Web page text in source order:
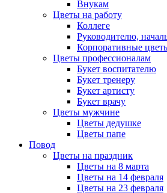
Внукам
Цветы на работу
Коллеге
Руководителю,
Корпоративные
Цветы профессионалам
Букет воспитателю
Букет тренеру
Букет артисту
Букет врачу
Цветы мужчине
Цветы дедушке
Цветы папе
Повод
Цветы на праздник
Цветы на 8 марта
Цветы на 14 февраля
Цветы на 23 февраля